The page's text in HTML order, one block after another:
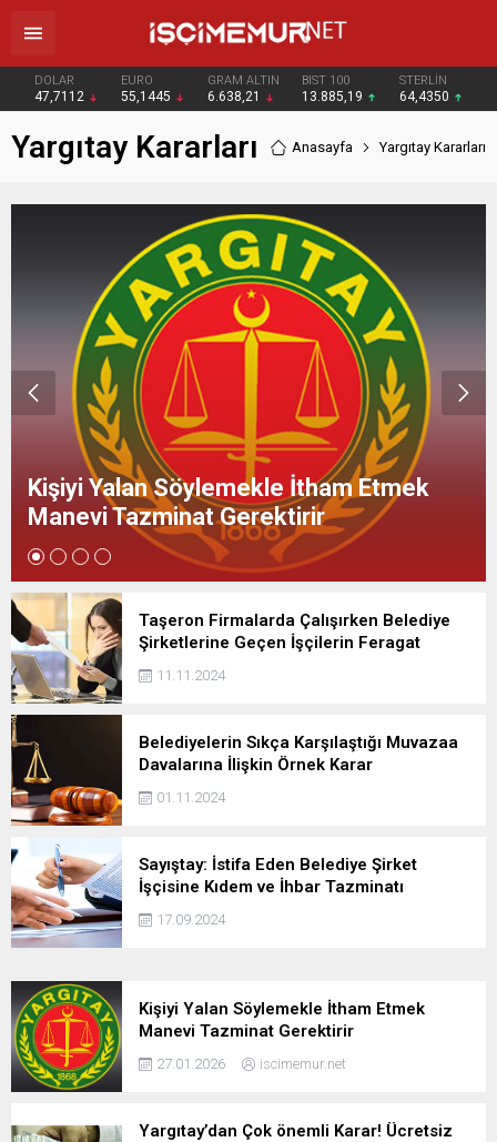
DOLAR
47,7112
EURO
55,1445
GRAM ALTIN
6.638,21
BIST 100
13.885,19
STERLİN
64,4350
Yargıtay Kararları Anasayfa Yargıtay Kararları
Yargıtay’dan Çok önemli Karar!
İzinde Geçen Sürenin Bir Kısmı
ve Kıdem Tazminatına Esas Süre
Hesabında Sayılacak
Taşeron Firmalarda Çalışırken Belediye
Şirketlerine Geçen İşçilerin Feragat
Dilekçeleri Kapsamında Kıdem Tazminatı
11.11.2024
Belediyelerin Sıkça Karşılaştığı Muvazaa
Davalarına İlişkin Örnek Karar
01.11.2024
Sayıştay: İstifa Eden Belediye Şirket
İşçisine Kıdem ve İhbar Tazminatı
Ödenmesi Kamu Zararı Değil
17.09.2024
Kişiyi Yalan Söylemekle İtham Etmek
Manevi Tazminat Gerektirir
27.01.2026 iscimemur.net
Yargıtay’dan Çok önemli Karar! Ücretsiz